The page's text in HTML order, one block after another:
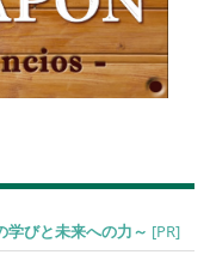
学びと未来への力～ [PR]